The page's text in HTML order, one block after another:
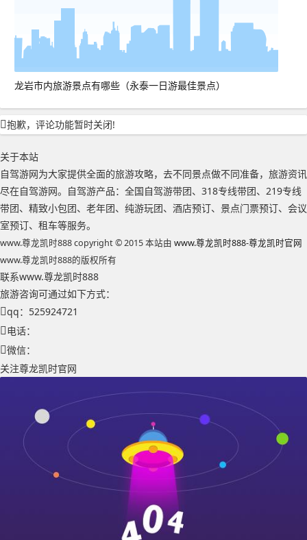
龙岩市内旅游景点有哪些（永泰一日游最佳景点）
抱歉，评论功能暂时关闭!
关于本站
自驾游网为大家提供全面的旅游攻略，去不同景点做不同准备，旅游资讯
尽在自驾游网。自驾游产品：全国自驾游带团、318专线带团、219专线
带团、精致小包团、老年团、纯游玩团、酒店预订、景点门票预订、会议
室预订、租车等服务。
www.尊龙凯时888 copyright © 2015 本站由 www.尊龙凯时888-尊龙凯时官网
www.尊龙凯时888的版权所有
联系www.尊龙凯时888
旅游咨询可通过如下方式：
qq：525924721
电话：
微信：
关注尊龙凯时官网